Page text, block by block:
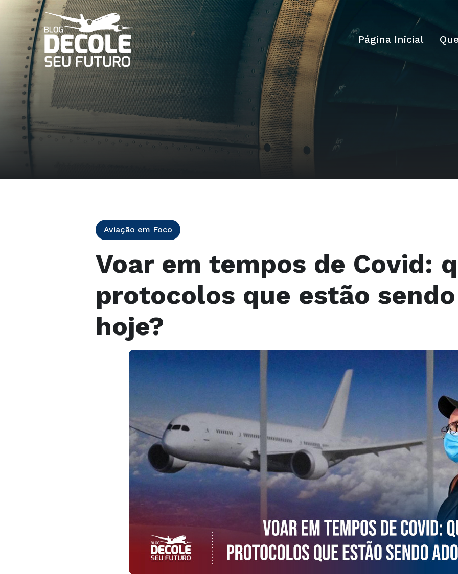
Página Inicial
Aviação em Foco
Voar em tempos de Covid:
protocolos que estão
hoje?